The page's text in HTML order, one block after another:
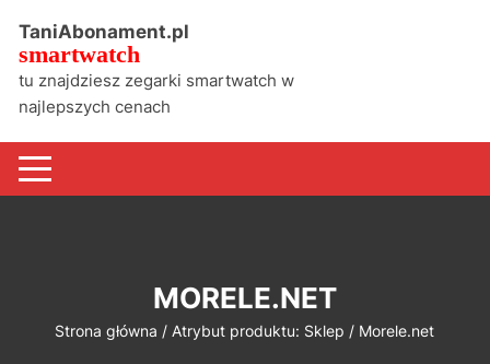
content
TaniAbonament.pl
smartwatch
tu znajdziesz zegarki smartwatch w
najlepszych cenach
MORELE.NET
Strona główna / Atrybut produktu: Sklep / Morele.net